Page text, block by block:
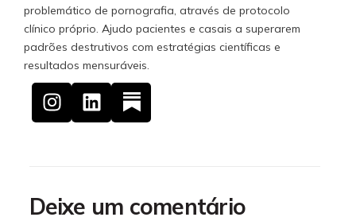
problemático de pornografia, através de protocolo
clínico próprio. Ajudo pacientes e casais a superarem
padrões destrutivos com estratégias científicas e
resultados mensuráveis.
Deixe um comentário